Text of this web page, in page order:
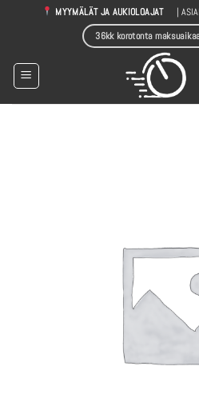
MYYMÄLÄT JA AUKIOLOAJAT |
36kk korotonta